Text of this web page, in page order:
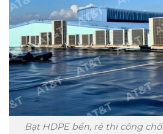
Bạt HDPE bền, rẻ thi công